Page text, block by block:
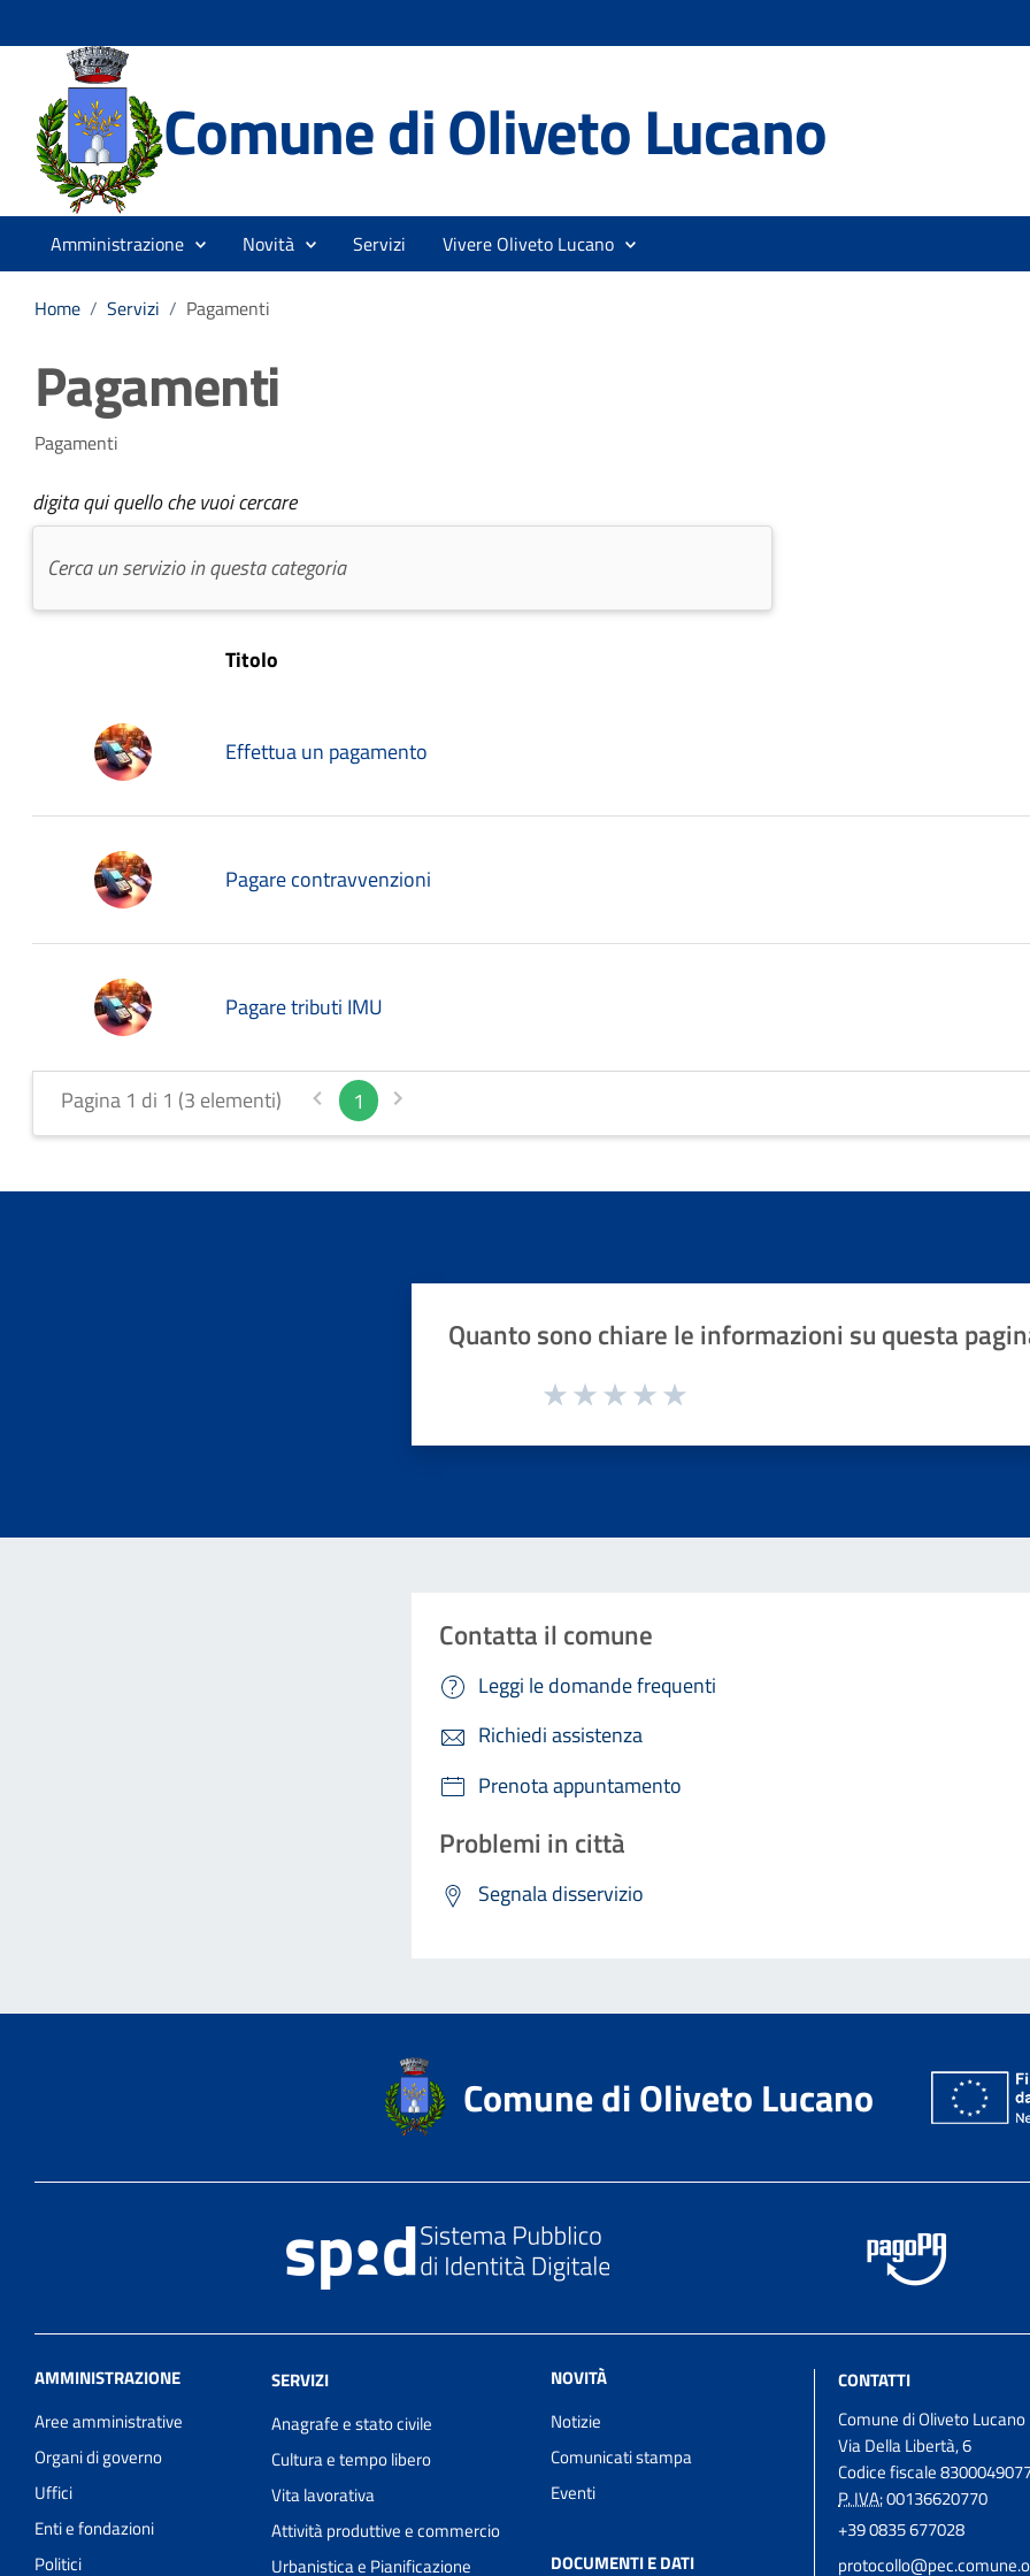
Comune di Oliveto Lucano
Amministrazione Novità Servizi Vivere Oliveto Lucano
Home / Servizi / Pagamenti
Pagamenti
Pagamenti
digita qui quello che vuoi cercare
Titolo
Effettua un pagamento
Pagare contravvenzioni
Pagare tributi IMU
Pagina 1 di 1 (3 elementi) 1
Quanto sono chiare le informazioni su questa
Valuta da 1 a 5 stelle la pagina
Contatta il comune
Leggi le domande frequenti
Richiedi assistenza
Prenota appuntamento
Problemi in città
Segnala disservizio
Comune di Oliveto Lucano
AMMINISTRAZIONE
Aree amministrative
Organi di governo
Uffici
Enti e fondazioni
Politici
SERVIZI
Anagrafe e stato civile
Cultura e tempo libero
Vita lavorativa
Attività produttive e commercio
Urbanistica e Pianificazione
NOVITÀ
Notizie
Comunicati stampa
Eventi
DOCUMENTI E DATI
CONTATTI
Comune di Oliveto Lucano
Via Della Libertà, 6
Codice fiscale
P. IVA:00136620770
+39 0835 677028